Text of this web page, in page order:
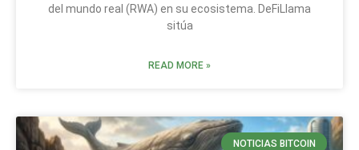
del mundo real (RWA) en su ecosistema. DeFiLlama
sitúa
READ MORE »
NOTICIAS BITCOIN